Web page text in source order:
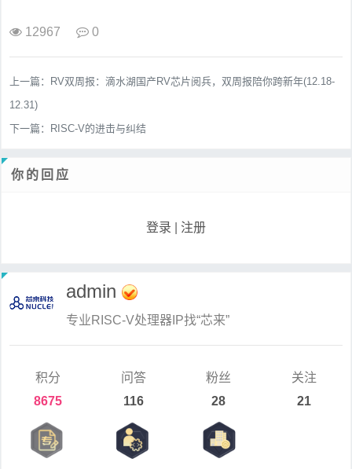
12967 0
上一篇： RV双周报：滴水湖国产RV芯片阅兵，双周报陪你跨新年(12.18-
12.31)
下一篇： RISC-V的进击与纠结
你的回应
登录 注册
admin
专业RISC-V处理器IP找“芯来”
积分
8675
问答
116
粉丝
28
关注
21